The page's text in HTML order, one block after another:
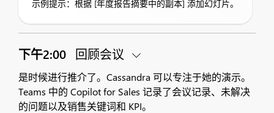
示例提示：根据 [年度报告摘要中的副本] 添加幻灯片。
下午2:00 回顾会议
是时候进行推介了。Cassandra 可以专注于她的演示。
Teams 中的 Copilot for Sales 记录了会议记录、未解决
的问题以及销售关键词和 KPI。